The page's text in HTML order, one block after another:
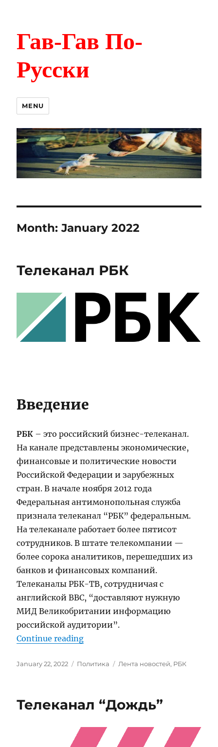
Гав-Гав По-
Русски
MENU
Month:January 2022
Телеканал РБК
Введение
РБК – это российский бизнес-телеканал.
На канале представлены экономические,
финансовые и политические новости
Российской Федерации и зарубежных
стран. В начале ноября 2012 года
Федеральная антимонопольная служба
признала телеканал “РБК” федеральным.
На телеканале работает более пятисот
сотрудников. В штате телекомпании —
более сорока аналитиков, перешедших из
банков и финансовых компаний.
Телеканалы РБК-ТВ, сотрудничая с
английской ВВС, “доставляют нужную
МИД Великобритании информацию
российской аудитории”.
Continue reading“Телеканал РБК”
Posted
January 22, 2022 Categories
Политика Tags
Лента новостей, РБК
Телеканал “Дождь”